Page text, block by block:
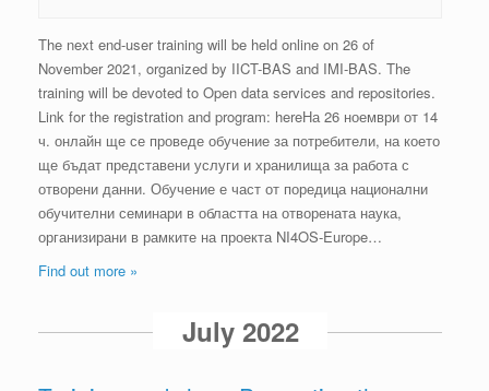
The next end-user training will be held online on 26 of
November 2021, organized by IICT-BAS and IMI-BAS. The
training will be devoted to Open data services and repositories.
Link for the registration and program: hereНа 26 ноември от 14
ч. онлайн ще се проведе обучение за потребители, на което
ще бъдат представени услуги и хранилища за работа с
отворени данни. Обучение е част от поредица национални
обучителни семинари в областта на отворената наука,
организирани в рамките на проекта NI4OS-Europe…
Find out more »
July 2022